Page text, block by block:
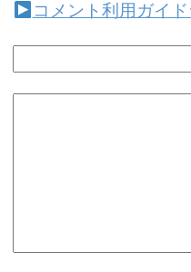
コメント利用ガイ